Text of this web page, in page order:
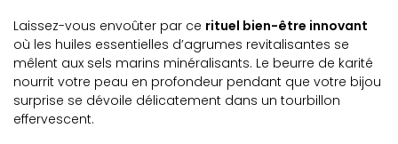
Laissez-vous envoûter par ce rituel bien-être innovant
où les huiles essentielles d’agrumes revitalisantes se
mêlent aux sels marins minéralisants. Le beurre de karité
nourrit votre peau en profondeur pendant que votre bijou
surprise se dévoile délicatement dans un tourbillon
effervescent.